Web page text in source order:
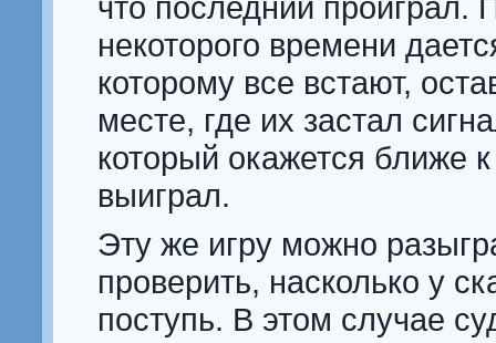
некоторого времени
которому все встают,
месте, где их застал
который окажется ближе
выиграл.
Эту же игру можно
проверить, насколько у
поступь. В этом случае